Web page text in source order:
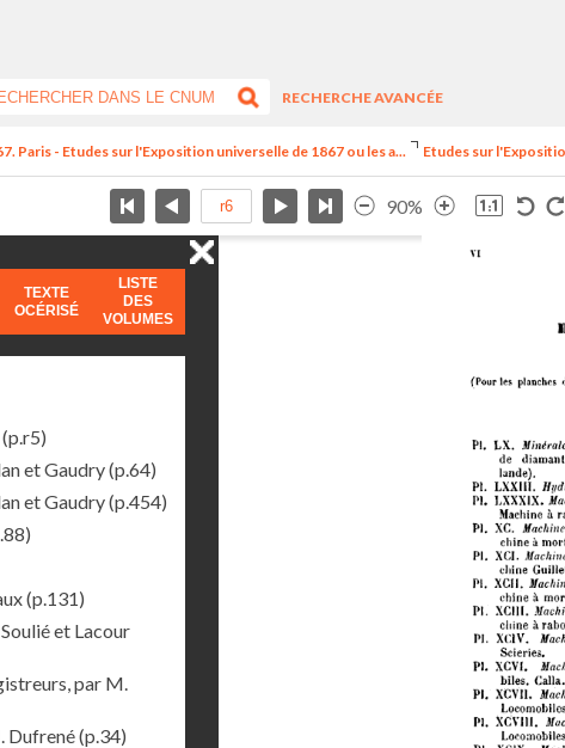
RECHERCHE AVANCÉE
Paris - Etudes sur l'Exposition universelle de 1867 ou les a... Etudes sur
90%
TEXTE
OCÉRISÉ
LISTE
DES
VOLUMES
(p.r5)
et Gaudry(p.64)
et Gaudry(p.454)
(p.131)
et Lacour
par M.
Dufrené(p.34)